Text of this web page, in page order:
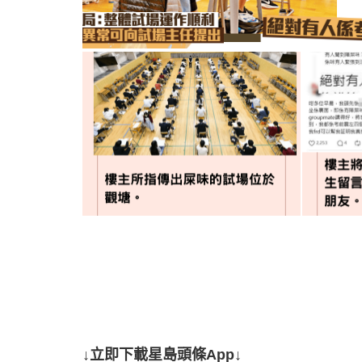
↓立即下載星島頭條App↓